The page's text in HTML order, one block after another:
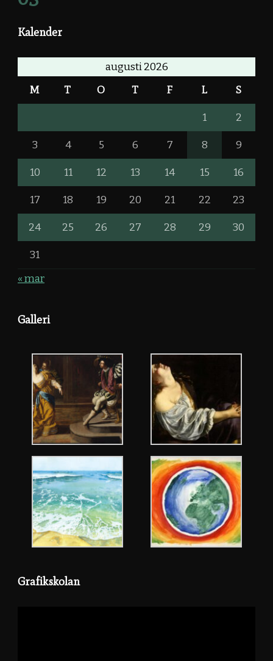
Kalender
augusti 2026
M T O T F L S
1 2
3 4 5 6 7 8 9
10 11 12 13 14 15 16
17 18 19 20 21 22 23
24 25 26 27 28 29 30
31
« mar
Galleri
Grafikskolan